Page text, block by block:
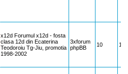
x12d Forumul x12d - fosta
clasa 12d din Ecaterina
Teodoroiu Tg-Jiu, promotia
1998-2002
3xforum
phpBB
10 17